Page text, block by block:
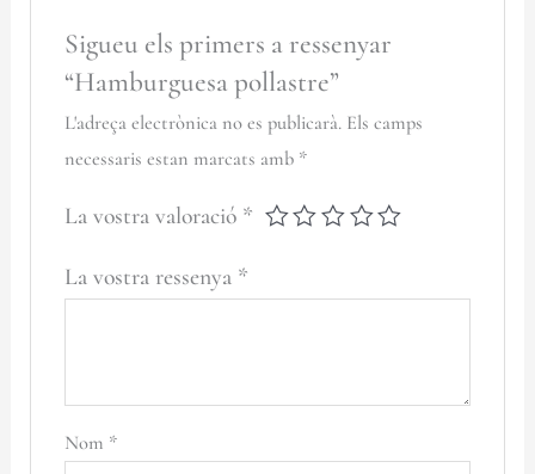
Sigueu els primers a ressenyar
“Hamburguesa pollastre”
L'adreça electrònica no es publicarà. Els camps
necessaris estan marcats amb *
La vostra valoració *
La vostra ressenya *
Nom *